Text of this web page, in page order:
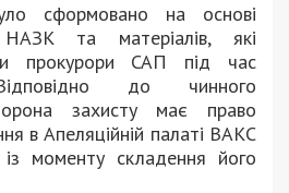
сформовано на основі
та матеріалів, які
прокурори САП під час
до чинного
захисту має право
в Апеляційній палаті ВАКС
моменту складення його